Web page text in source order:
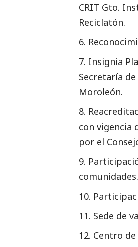
CRIT Gto.
Reciclatón.
Insignia
Secretaría
Moroleón.
con vigencia
por el
comunidades.
Sede de
Centro